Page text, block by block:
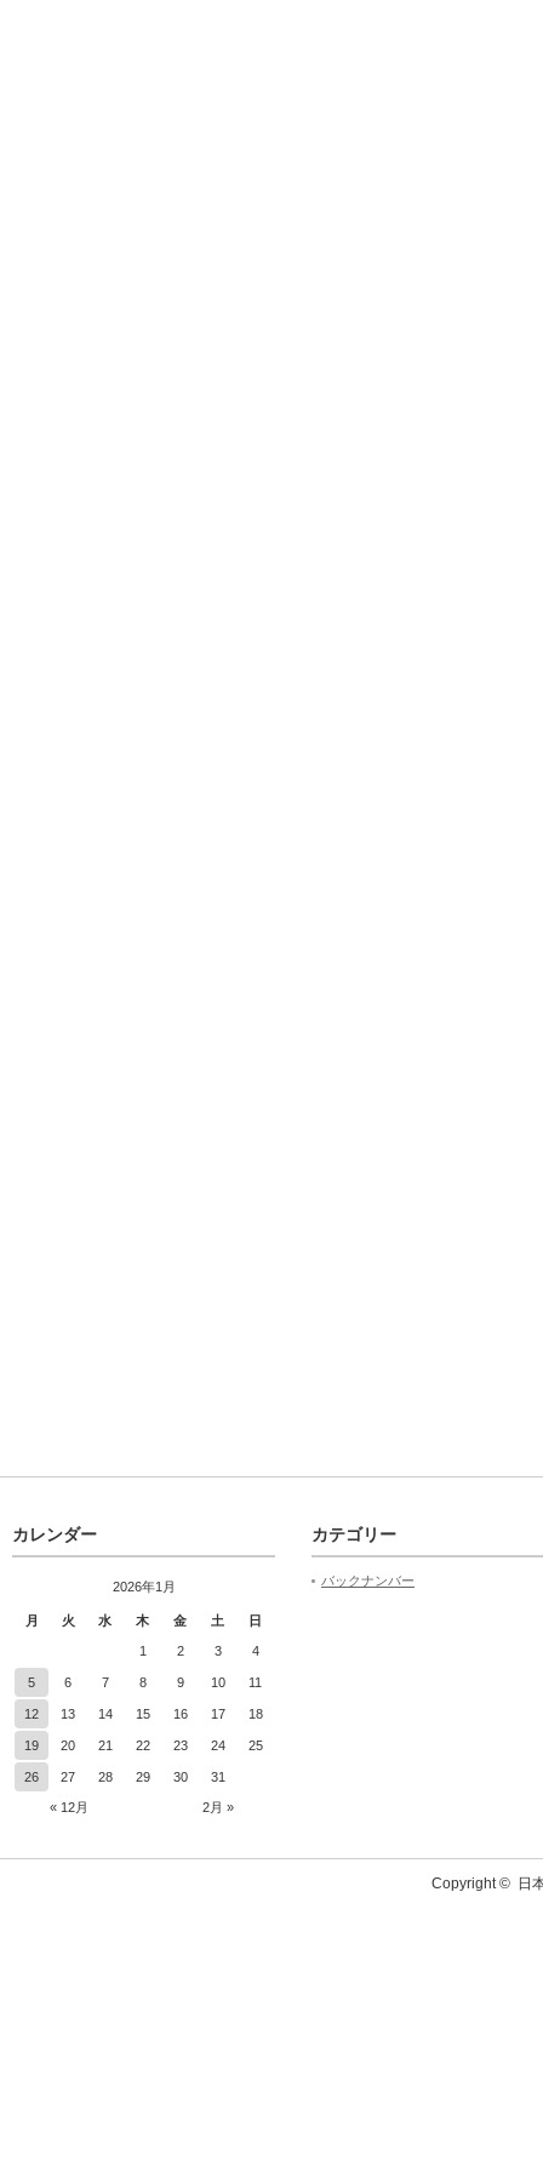
カレンダー
2026年1月
月 火 水 木 金 土 日
« 12月 2月 »
1 2 3 4
5 6 7 8 9 10 11
12 13 14 15 16 17 18
19 20 21 22 23 24 25
26 27 28 29 30 31
カテゴリー
バックナンバー
Copyright © 日